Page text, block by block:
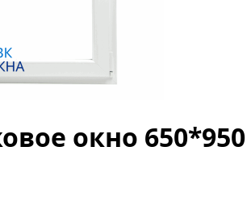
окно 650*950